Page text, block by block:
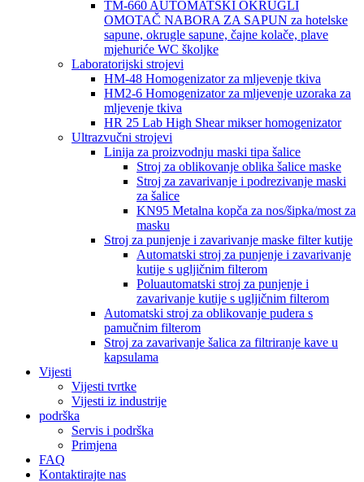
TM-660 AUTOMATSKI OKRUGLI
OMOTAČ NABORA ZA SAPUN za hotelske
sapune, okrugle sapune, čajne kolače, plave
mjehuriće WC školjke
Laboratorijski strojevi
HM-48 Homogenizator za mljevenje tkiva
HM2-6 Homogenizator za mljevenje uzoraka za
mljevenje tkiva
HR 25 Lab High Shear mikser homogenizator
Ultrazvučni strojevi
Linija za proizvodnju maski tipa šalice
Stroj za oblikovanje oblika šalice maske
Stroj za zavarivanje i podrezivanje maski
za šalice
KN95 Metalna kopča za nos/šipka/most za
masku
Stroj za punjenje i zavarivanje maske filter kutije
Automatski stroj za punjenje i zavarivanje
kutije s ugljičnim filterom
Poluautomatski stroj za punjenje i
zavarivanje kutije s ugljičnim filterom
Automatski stroj za oblikovanje pudera s
pamučnim filterom
Stroj za zavarivanje šalica za filtriranje kave u
kapsulama
Vijesti
Vijesti tvrtke
Vijesti iz industrije
podrška
Servis i podrška
Primjena
FAQ
Kontaktirajte nas